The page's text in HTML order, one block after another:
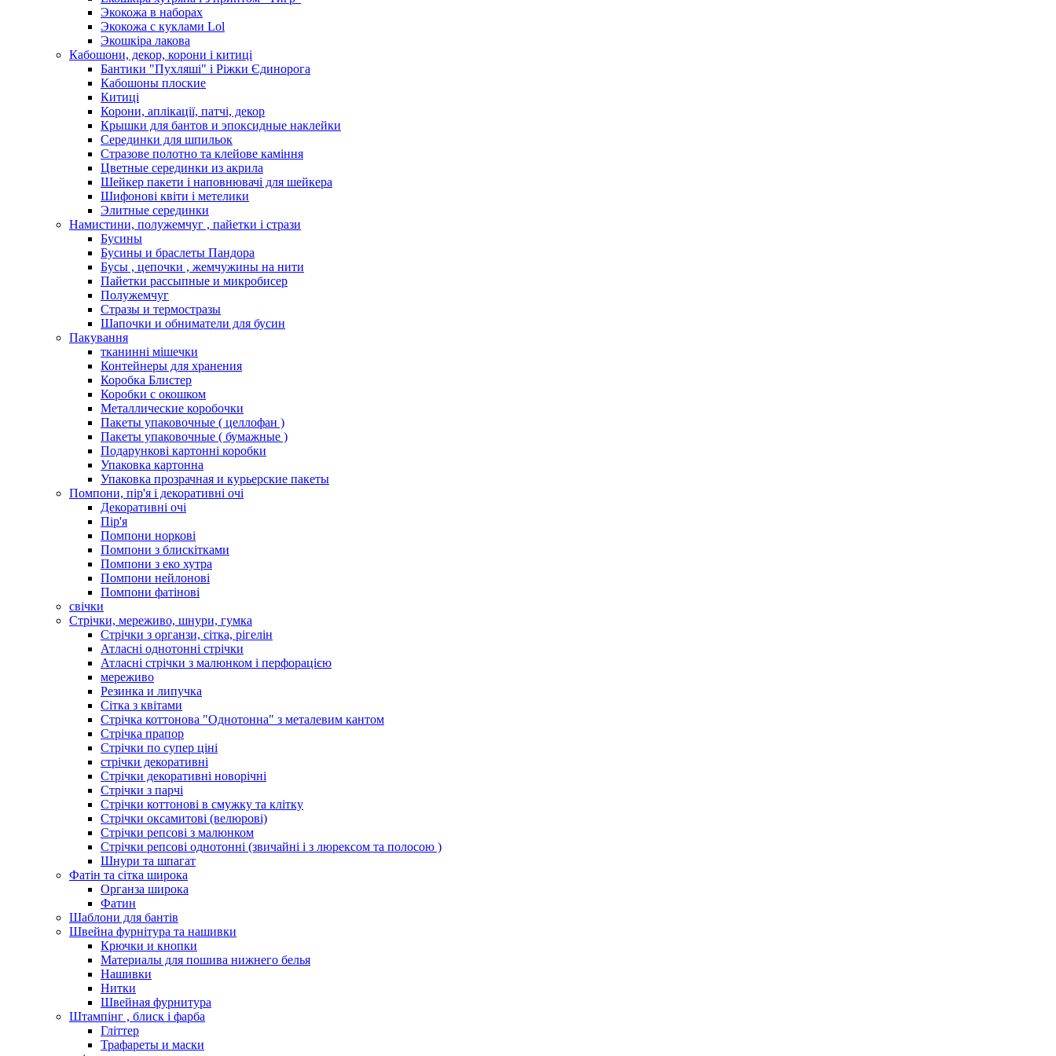
Экокожа в наборах
Экокожа с куклами Lol
Экошкiра лакова
Кабошони, декор, корони і китиці
Бантики "Пухляші" і Ріжки Єдинорога
Кабошоны плоские
Китиці
Корони, аплікації, патчі, декор
Крышки для бантов и эпоксидные наклейки
Серединки для шпильок
Стразове полотно та клейове каміння
Цветные серединки из акрила
Шейкер пакети і наповнювачі для шейкера
Шифонові квіти і метелики
Элитные серединки
Намистини, полужемчуг , пайетки і стрази
Бусины
Бусины и браслеты Пандора
Бусы , цепочки , жемчужины на нити
Пайетки рассыпные и микробисер
Полужемчуг
Стразы и термостразы
Шапочки и обниматели для бусин
Пакування
тканинні мішечки
Контейнеры для хранения
Коробка Блистер
Коробки с окошком
Металлические коробочки
Пакеты упаковочные ( целлофан )
Пакеты упаковочные ( бумажные )
Подарункові картонні коробки
Упаковка картонна
Упаковка прозрачная и курьерские пакеты
Помпони, пір'я і декоративні очі
Декоративні очі
Пір'я
Помпони норкові
Помпони з блискітками
Помпони з еко хутра
Помпони нейлонові
Помпони фатінові
свічки
Стрічки, мереживо, шнури, гумка
Стрічки з органзи, сітка, рігелін
Атласні однотонні стрічки
Атласні стрічки з малюнком і перфорацією
мереживо
Резинка и липучка
Сітка з квітами
Стрічка коттонова "Однотонна" з металевим кантом
Стрічка прапор
Стрічки по супер ціні
стрічки декоративні
Стрічки декоративні новорічні
Стрічки з парчі
Стрічки коттонові в смужку та клітку
Стрічки оксамитові (велюрові)
Стрічки репсові з малюнком
Стрічки репсові однотонні (звичайні і з люрексом та полосою )
Шнури та шпагат
Фатін та сітка широка
Органза широка
Фатин
Шаблони для бантів
Швейна фурнітура та нашивки
Крючки и кнопки
Материалы для пошива нижнего белья
Нашивки
Нитки
Швейная фурнитура
Штампінг , блиск і фарба
Гліттер
Трафареты и маски